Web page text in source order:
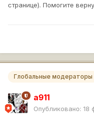
странице). Помогите
Глобальные модераторы
a911
Опубликовано: 18